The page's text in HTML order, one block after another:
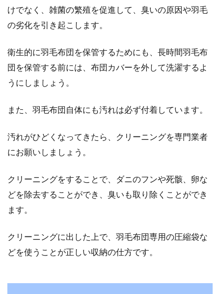
けでなく、雑菌の繁殖を促進して、臭いの原因や羽毛
の劣化を引き起こします。
衛生的に羽毛布団を保管するためにも、長時間羽毛布
団を保管する前には、布団カバーを外して洗濯するよ
うにしましょう。
また、羽毛布団自体にも汚れは必ず付着しています。
汚れがひどくなってきたら、クリーニングを専門業者
にお願いしましょう。
クリーニングをすることで、ダニのフンや死骸、卵な
どを除去することができ、臭いも取り除くことができ
ます。
クリーニングに出した上で、羽毛布団専用の圧縮袋な
どを使うことが正しい収納の仕方です。